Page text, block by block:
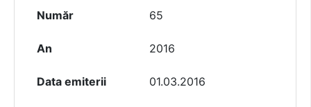
Număr 65
An 2016
Data emiterii 01.03.2016